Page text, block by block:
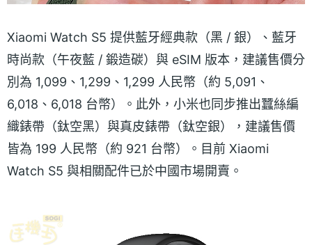
Xiaomi Watch S5 提供藍牙經典款（黑 / 銀）、藍牙
時尚款（午夜藍 / 鍛造碳）與 eSIM 版本，建議售價分
別為 1,099、1,299、1,299 人民幣（約 5,091、
6,018、6,018 台幣）。此外，小米也同步推出蠶絲編
織錶帶（鈦空黑）與真皮錶帶（鈦空銀），建議售價
皆為 199 人民幣（約 921 台幣）。目前 Xiaomi
Watch S5 與相關配件已於中國市場開賣。